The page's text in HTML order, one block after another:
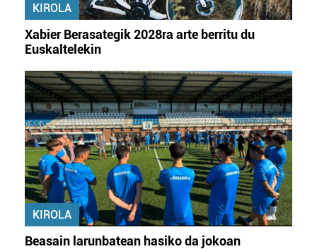
KIROLA
Xabier Berasategik 2028ra arte berritu du
Euskaltelekin
KIROLA
Beasain larunbatean hasiko da jokoan